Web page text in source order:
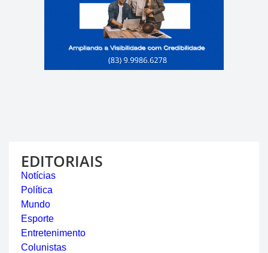
EDITORIAIS
Notícias
Política
Mundo
Esporte
Entretenimento
Colunistas